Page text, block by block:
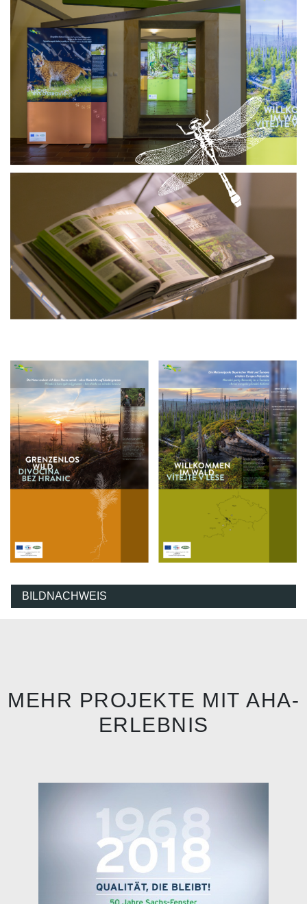
Atelier
Team
Projekte
Kontakt
Datenschutz Impressum AGB
BILDNACHWEIS
MEHR PROJEKTE MIT AHA-
ERLEBNIS